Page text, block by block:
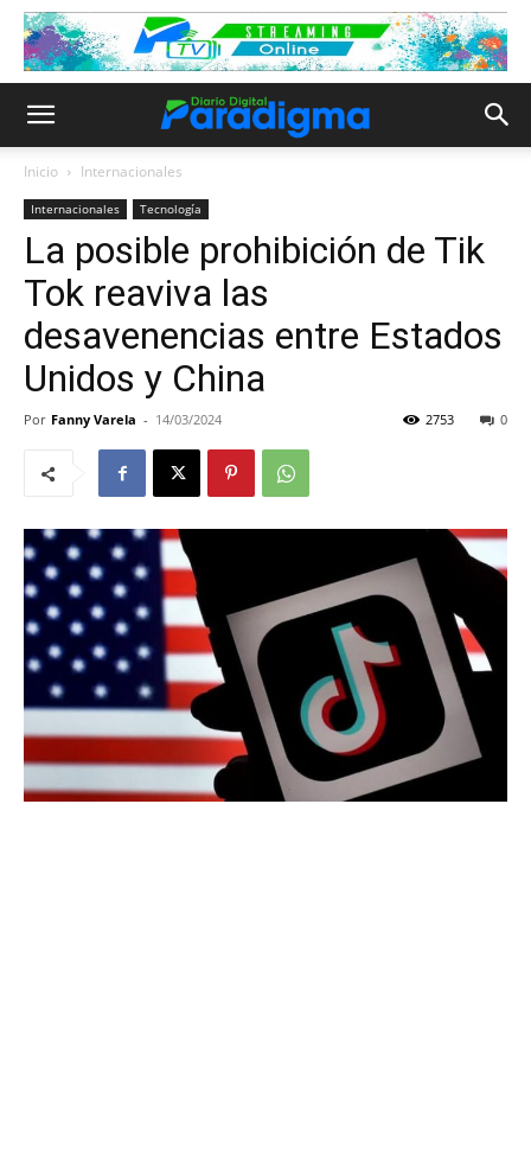
Inicio Internacionales
Internacionales Tecnología
La posible prohibición de Tik
Tok reaviva las
desavenencias entre Estados
Unidos y China
Por Fanny Varela - 14/03/2024 0
2753